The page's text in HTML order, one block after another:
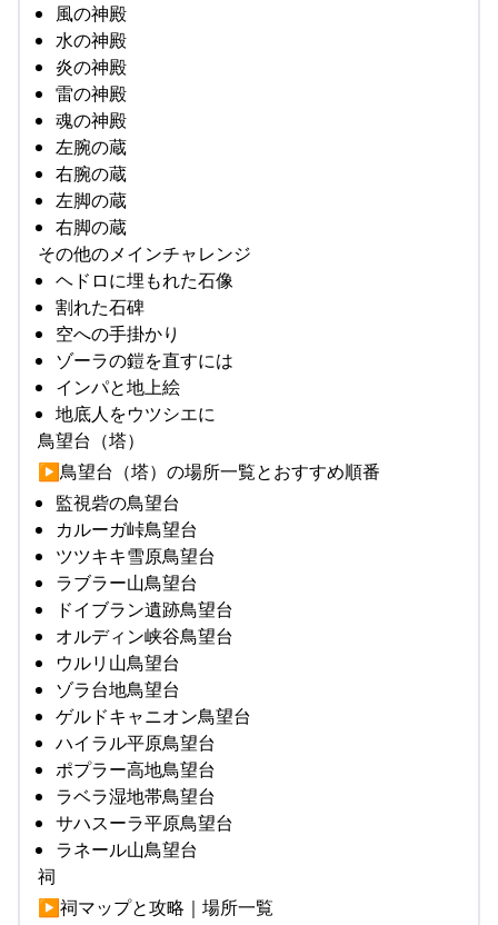
風の神殿
水の神殿
炎の神殿
雷の神殿
魂の神殿
左腕の蔵
右腕の蔵
左脚の蔵
右脚の蔵
その他のメインチャレンジ
ヘドロに埋もれた石像
割れた石碑
空への手掛かり
ゾーラの鎧を直すには
インパと地上絵
地底人をウツシエに
鳥望台（塔）
▶︎鳥望台（塔）の場所一覧とおすすめ順番
監視砦の鳥望台
カルーガ峠鳥望台
ツツキキ雪原鳥望台
ラブラー山鳥望台
ドイブラン遺跡鳥望台
オルディン峡谷鳥望台
ウルリ山鳥望台
ゾラ台地鳥望台
ゲルドキャニオン鳥望台
ハイラル平原鳥望台
ポプラー高地鳥望台
ラベラ湿地帯鳥望台
サハスーラ平原鳥望台
ラネール山鳥望台
祠
▶︎祠マップと攻略｜場所一覧